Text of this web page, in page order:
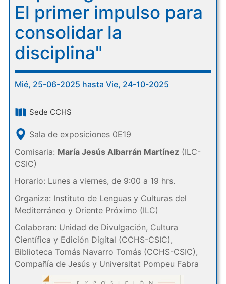
El primer impulso para
consolidar la
disciplina"
Mié, 25-06-2025 hasta Vie, 24-10-2025
Sede CCHS
Sala de exposiciones 0E19
Comisaria: María Jesús Albarrán Martínez(ILC-
CSIC)
Horario: Lunes a viernes, de 9:00 a 19 hrs.
Organiza: Instituto de Lenguas y Culturas del
Mediterráneo y Oriente Próximo (ILC)
Colaboran: Unidad de Divulgación, Cultura
Científica y Edición Digital (CCHS-CSIC),
Biblioteca Tomás Navarro Tomás (CCHS-CSIC),
Compañía de Jesús y Universitat Pompeu Fabra